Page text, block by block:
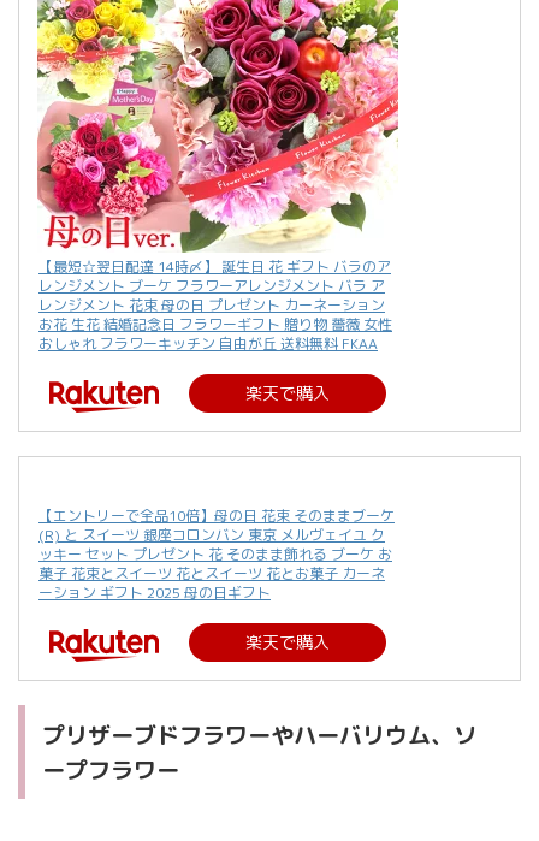
【最短☆翌日配達 14時〆】 誕生日 花 ギフト バラのア
レンジメント ブーケ フラワーアレンジメント バラ ア
レンジメント 花束 母の日 プレゼント カーネーション
お花 生花 結婚記念日 フラワーギフト 贈り物 薔薇 女性
おしゃれ フラワーキッチン 自由が丘 送料無料 FKAA
楽天で購入
【エントリーで全品10倍】母の日 花束 そのままブーケ
(R) と スイーツ 銀座コロンバン 東京 メルヴェイユ ク
ッキー セット プレゼント 花 そのまま飾れる ブーケ お
菓子 花束とスイーツ 花とスイーツ 花とお菓子 カーネ
ーション ギフト 2025 母の日ギフト
楽天で購入
プリザーブドフラワーやハーバリウム、ソ
ープフラワー